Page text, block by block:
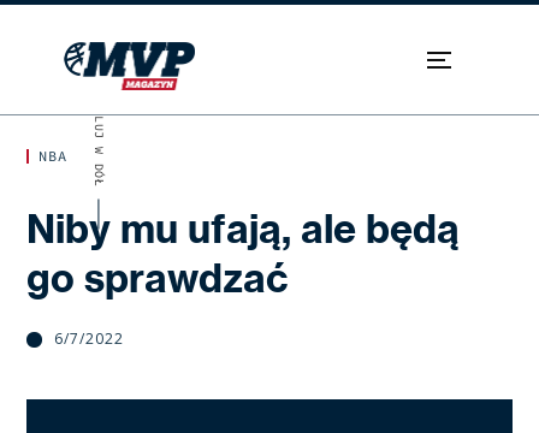
NBA
Niby mu ufają, ale będą
go sprawdzać
6/7/2022
SKROLUJ W DÓŁ